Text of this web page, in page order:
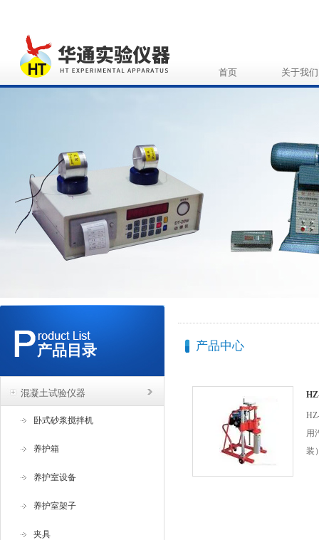
首页 关于我们
产品目录
混凝土试验仪器
卧式砂浆搅拌机
养护箱
养护室设备
养护室架子
夹具
产品中心
用
装